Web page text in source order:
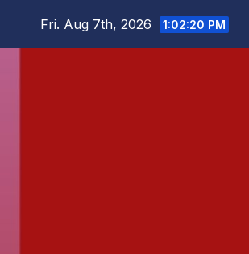
Fri. Aug 7th, 2026 1:02:21 PM